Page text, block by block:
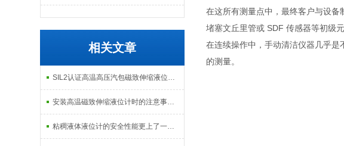
相关文章
SIL2认证高温高压汽包磁致伸缩液位计中的“SIL2认证”是什么？
安装高温磁致伸缩液位计时的注意事项分享
粘稠液体液位计的安全性能更上了一层楼
在这所有测量点中，最终客户与设
堵塞文丘里管或 SDF 传感器等初级
在连续操作中，手动清洁仪器几乎
的测量。